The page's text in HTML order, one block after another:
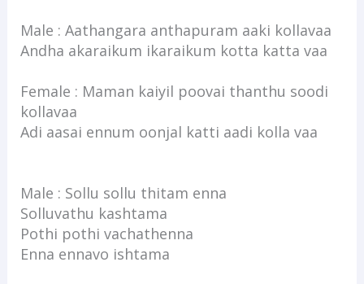
Male : Aathangara anthapuram aaki kollavaa
Andha akaraikum ikaraikum kotta katta vaa
Female : Maman kaiyil poovai thanthu soodi
kollavaa
Adi aasai ennum oonjal katti aadi kolla vaa
Male : Sollu sollu thitam enna
Solluvathu kashtama
Pothi pothi vachathenna
Enna ennavo ishtama